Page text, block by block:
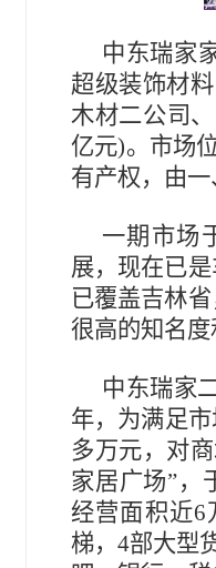
中东瑞家
超级装饰材
木材二公司
亿元)。市场
有产权，由
一期市场
展，现在已
已覆盖吉林
很高的知名
中东瑞家
年，为满足
多万元，对
家居广场”，
经营面积近6
梯，4部大型